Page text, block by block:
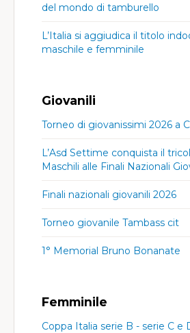
del mondo di tamburello
L’Italia si aggiudica il titolo
maschile e femminile
Giovanili
Torneo di giovanissimi 2026 a
L’Asd Settime conquista il
Maschili alle Finali Nazionali
Finali nazionali giovanili 2026
Torneo giovanile Tambass cit
1° Memorial Bruno Bonanate
Femminile
Coppa Italia serie B - serie C e